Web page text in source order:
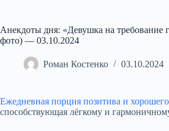
Анекдоты дня: «Девушка на
фото) — 03.10.2024
Роман Костенко 03.10.2024
Ежедневная порция позитива и
способствующая лёгкому и